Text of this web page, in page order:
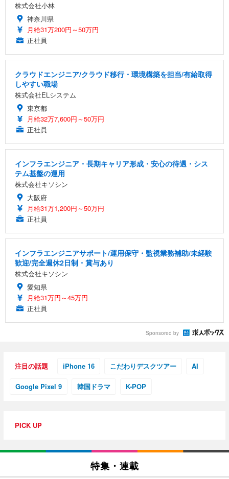
株式会社小林
神奈川県
月給31万200円～50万円
正社員
クラウドエンジニア/クラウド移行・環境構築を担当/有給取得
しやすい職場
株式会社ELシステム
東京都
月給32万7,600円～50万円
正社員
インフラエンジニア・長期キャリア形成・安心の待遇・シス
テム基盤の運用
株式会社キソシン
大阪府
月給31万1,200円～50万円
正社員
インフラエンジニアサポート/運用保守・監視業務補助/未経験
歓迎/完全週休2日制・賞与あり
株式会社キソシン
愛知県
月給31万円～45万円
正社員
Sponsored by
注目の話題 iPhone 16 こだわりデスクツアー AI
Google Pixel 9 韓国ドラマ K-POP
PICK UP
特集・連載